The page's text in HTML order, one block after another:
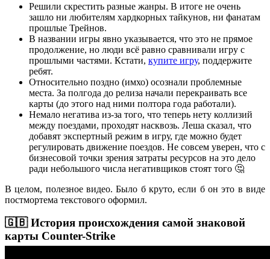
Решили скрестить разные жанры. В итоге не очень
зашло ни любителям хардкорных тайкунов, ни фанатам
прошлые Трейнов.
В названии игры явно указывается, что это не прямое
продолжение, но люди всё равно сравнивали игру с
прошлыми частями. Кстати, купите игру, поддержите
ребят.
Относительно поздно (имхо) осознали проблемные
места. За полгода до релиза начали перекраивать все
карты (до этого над ними полтора года работали).
Немало негатива из-за того, что теперь нету коллизий
между поездами, проходят насквозь. Леша сказал, что
добавят экспертный режим в игру, где можно будет
регулировать движение поездов. Не совсем уверен, что с
бизнесовой точки зрения затраты ресурсов на это дело
ради небольшого числа негативщиков стоят того 🤔
В целом, полезное видео. Было б круто, если б он это в виде
постмортема текстового оформил.
🇬🇧 История происхождения самой знаковой
карты Counter-Strike